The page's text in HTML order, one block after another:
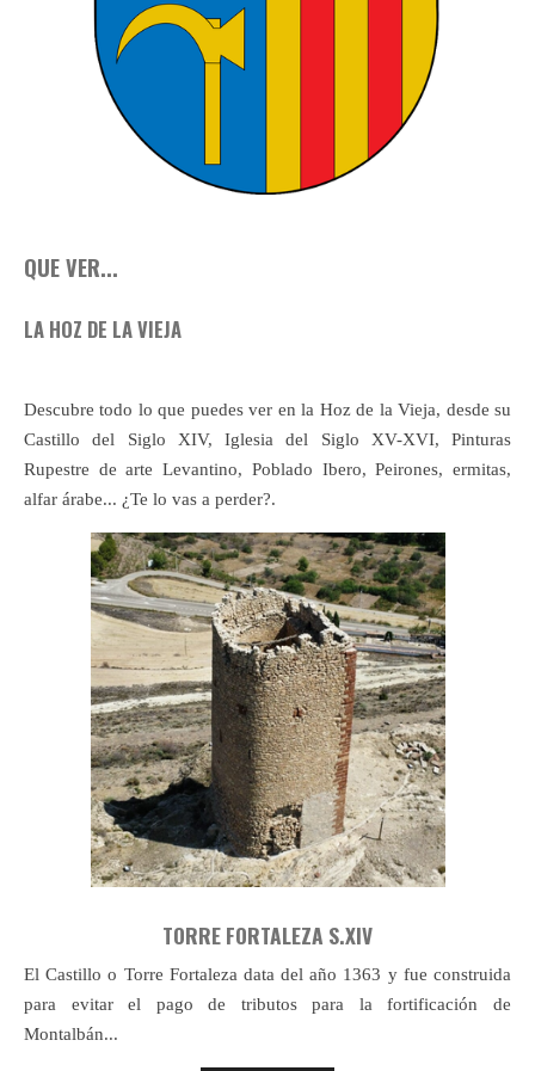
QUE VER...
LA HOZ DE LA VIEJA
Descubre todo lo que puedes ver en la Hoz de la Vieja, desde su
Castillo del Siglo XIV, Iglesia del Siglo XV-XVI, Pinturas
Rupestre de arte Levantino, Poblado Ibero, Peirones, ermitas,
alfar árabe... ¿Te lo vas a perder?.
TORRE FORTALEZA S.XIV
El Castillo o Torre Fortaleza data del año 1363 y fue construida
para evitar el pago de tributos para la fortificación de
Montalbán...